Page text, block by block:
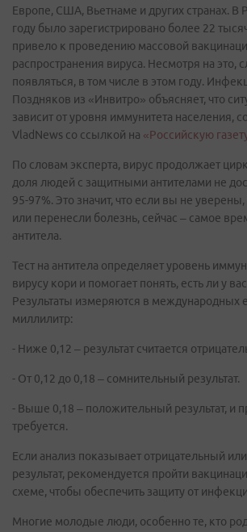
Европе, США, Вьетнаме и других странах. В
году было зарегистрировано более 22
привело к проведению массовой
распространения вируса. Несмотря на это,
появляться, в том числе в этом году.
Поздняков из «Инвитро» объясняет, что
зависит от уровня иммунитета населения,
VladNews со ссылкой на «Российскую
По словам эксперта, вирус продолжает
доля людей с защитными антителами не
95-97%. Это значит, что если вы не
или перенесли болезнь, сейчас – самое
антитела.
Тест на антитела определяет уровень
вирусу кори и помогает понять, есть ли у
Результаты измеряются в международных
миллилитр:
- Ниже 0,12 – результат считается
- От 0,12 до 0,18 – сомнительный результат.
- Выше 0,18 – положительный результат, и
требуется.
Если анализ показывает отрицательный
результат, рекомендуется пройти
схеме, чтобы обеспечить защиту от
Многие молодые люди, особенно те, кто